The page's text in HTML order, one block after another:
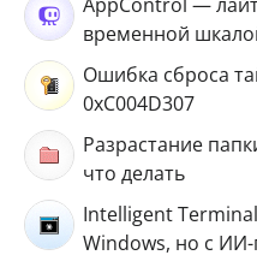
временной
Ошибка сброса
0xC004D307
Разрастание
что делать
Intelligent
Windows, но с